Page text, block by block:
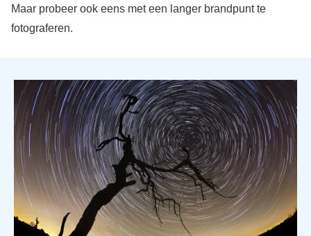
Maar probeer ook eens met een langer brandpunt te
fotograferen.